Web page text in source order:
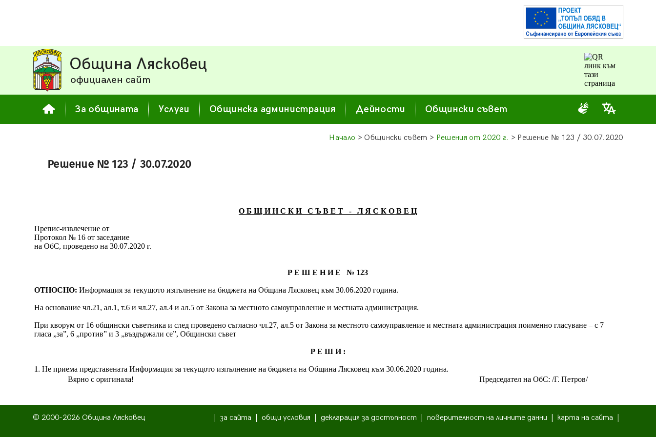
Община Лясковец
официален сайт
За общината Услуги Общинска администрация Дейности Общински съвет
Начало > Общински съвет > Решения от 2020 г. > Решение № 123 / 30.07.2020
Решение № 123 / 30.07.2020
О Б Щ И Н С К И С Ъ В Е Т - Л Я С К О В Е Ц
Препис-извлечение от
Протокол № 16 от заседание
на ОбС, проведено на 30.07.2020 г.
Р Е Ш Е Н И Е № 123
ОТНОСНО:Информация за текущото изпълнение на бюджета на Община Лясковец към 30.06.2020 година.
На основание чл.21, ал.1, т.6 и чл.27, ал.4 и ал.5 от Закона за местното самоуправление и местната администрация.
При кворум от 16 общински съветника и след проведено съгласно чл.27, ал.5 от Закона за местното самоуправление и местната администрация поименно гласуване – с 7
гласа „за”, 6 „против” и 3 „въздържали се”, Общински съвет
Р Е Ш И :
1. Не приема представената Информация за текущото изпълнение на бюджета на Община Лясковец към 30.06.2020 година.
Вярно с оригинала!
Председател на ОбС: /Г. Петров/
© 2000-2026 Община Лясковец за сайта общи условия декларация за достъпност поверителност на личните данни карта на сайта